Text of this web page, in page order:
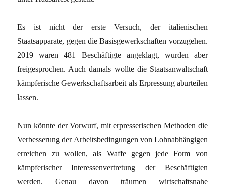
Es ist nicht der erste Versuch, der italienischen
Staatsapparate, gegen die Basisgewerkschaften vorzugehen.
2019 waren 481 Beschäftigte angeklagt, wurden aber
freigesprochen. Auch damals wollte die Staatsanwaltschaft
kämpferische Gewerkschaftsarbeit als Erpressung aburteilen
lassen.
Nun könnte der Vorwurf, mit erpresserischen Methoden die
Verbesserung der Arbeitsbedingungen von Lohnabhängigen
erreichen zu wollen, als Waffe gegen jede Form von
kämpferischer Interessenvertretung der Beschäftigten
werden. Genau davon träumen wirtschaftsnahe